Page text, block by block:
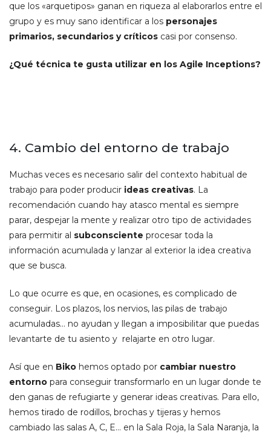
que los «arquetipos» ganan en riqueza al elaborarlos entre el
grupo y es muy sano identificar a los personajes
primarios, secundarios y críticos casi por consenso.
¿Qué técnica te gusta utilizar en los Agile Inceptions?
4. Cambio del entorno de trabajo
Muchas veces es necesario salir del contexto habitual de
trabajo para poder producir ideas creativas. La
recomendación cuando hay atasco mental es siempre
parar, despejar la mente y realizar otro tipo de actividades
para permitir al subconsciente procesar toda la
información acumulada y lanzar al exterior la idea creativa
que se busca.
Lo que ocurre es que, en ocasiones, es complicado de
conseguir. Los plazos, los nervios, las pilas de trabajo
acumuladas… no ayudan y llegan a imposibilitar que puedas
levantarte de tu asiento y relajarte en otro lugar.
Así que en Biko hemos optado por cambiar nuestro
entorno para conseguir transformarlo en un lugar donde te
den ganas de refugiarte y generar ideas creativas. Para ello,
hemos tirado de rodillos, brochas y tijeras y hemos
cambiado las salas A, C, E… en la Sala Roja, la Sala Naranja, la